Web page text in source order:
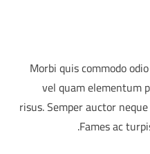
Morbi quis commodo
vel quam elementum
risus. Semper auctor
Fames ac